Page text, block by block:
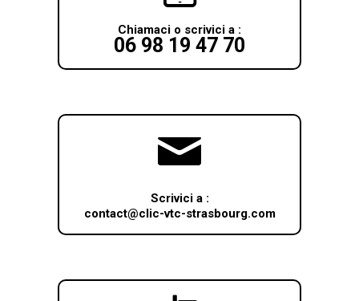
Chiamaci o scrivici a :
06 98 19 47 70
Scrivici a :
contact@clic-vtc-strasbourg.com